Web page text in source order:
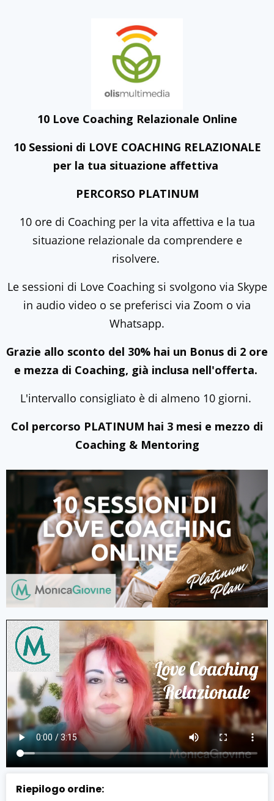
10 Love Coaching Relazionale Online
10 Sessioni di LOVE COACHING RELAZIONALE
per la tua situazione affettiva
PERCORSO PLATINUM
10 ore di Coaching per la vita affettiva e la tua
situazione relazionale da comprendere e
risolvere.
Le sessioni di Love Coaching si svolgono via Skype
in audio video o se preferisci via Zoom o via
Whatsapp.
Grazie allo sconto del 30% hai un Bonus di 2 ore
e mezza di Coaching, già inclusa nell'offerta.
L'intervallo consigliato è di almeno 10 giorni.
Col percorso PLATINUM hai 3 mesi e mezzo di
Coaching & Mentoring
Riepilogo ordine: